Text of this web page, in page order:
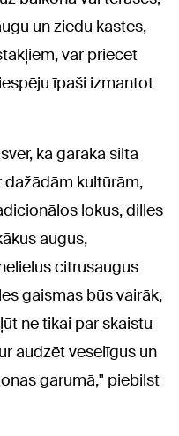
un ziedu kastes,
var priecēt
īpaši izmantot
ka garāka siltā
kultūrām,
lokus, dilles
augus,
citrusaugus
gaismas būs vairāk,
ne tikai par skaistu
audzēt veselīgus un
garumā," piebilst